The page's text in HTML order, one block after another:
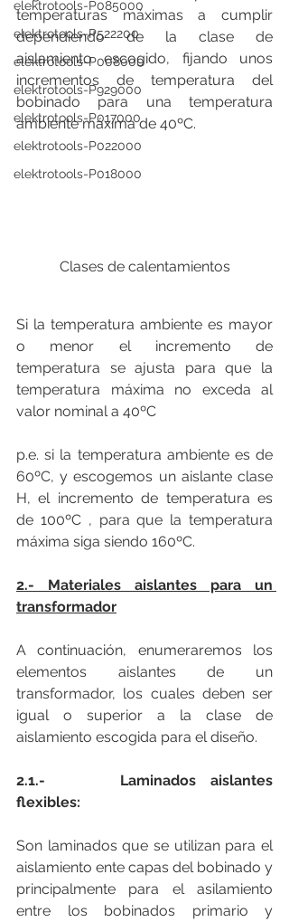
elektrotools-P085000
elektrotools-P522200
elektrotools-P008000
elektrotools-P929000
elektrotools-P017000
elektrotools-P022000
elektrotools-P018000
temperaturas máximas a cumplir
dependiendo de la clase de
aislamiento escogido, fijando unos
incrementos de temperatura del
bobinado para una temperatura
ambiente máxima de 40ºC.
Clases de calentamientos
Si la temperatura ambiente es mayor
o menor el incremento de
temperatura se ajusta para que la
temperatura máxima no exceda al
valor nominal a 40ºC
p.e. si la temperatura ambiente es de
60ºC, y escogemos un aislante clase
H, el incremento de temperatura es
de 100ºC , para que la temperatura
máxima siga siendo 160ºC.
2.- Materiales aislantes para un
transformador
A continuación, enumeraremos los
elementos aislantes de un
transformador, los cuales deben ser
igual o superior a la clase de
aislamiento escogida para el diseño.
2.1.-     Laminados aislantes
flexibles:
Son laminados que se utilizan para el
aislamiento ente capas del bobinado y
principalmente para el asilamiento
entre los bobinados primario y